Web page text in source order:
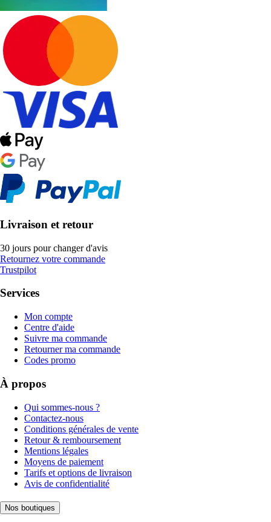
Livraison et retour
30 jours pour changer d'avis
Retournez votre commande
Trustpilot
Services
Mon compte
Centre d'aide
Suivre ma commande
Retourner ma commande
Codes promo
À propos
Qui sommes-nous ?
Contactez-nous
Conditions générales de vente
Retour & remboursement
Mentions légales
Moyens de paiement
Tarifs et options de livraison
Avis de confidentialité
Nos boutiques